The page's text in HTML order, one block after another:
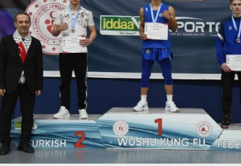
Çim Hokeyi
Cimnastik
Curling
Dağcılık